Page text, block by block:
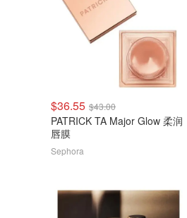
$36.55 $43.00
PATRICK TA Major Glow 柔润
唇膜
Sephora